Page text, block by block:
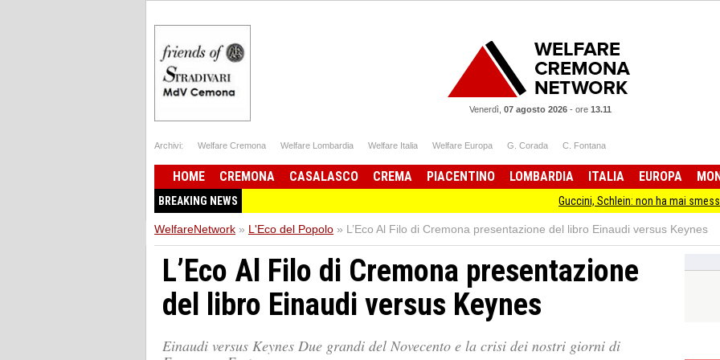
Venerdì, 07 agosto 2026- ore 13.11
Archivi: Welfare Cremona Welfare Lombardia Welfare Italia Welfare Europa G. Corada C. Fontana
HOME CREMONA CASALASCO CREMA PIACENTINO LOMBARDIA ITALIA EUROPA
BREAKING NEWS Guccini, Schlein: non ha mai
WelfareNetwork » L'Eco del Popolo » L’Eco Al Filo di Cremona presentazione del libro Einaudi versus Keynes
L’Eco Al Filo di Cremona presentazione
del libro Einaudi versus Keynes
Einaudi versus Keynes Due grandi del Novecento e la crisi dei nostri giorni di